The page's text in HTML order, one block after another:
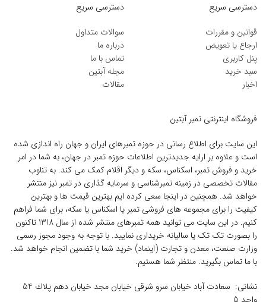
دسترسی سریع
سوالات متداول
درباره ما
تماس با ما
مجله آبتین
مقالات
دسترسی سریع
قوانین و مقررات
ارجاع یا تعویض
پنل کاربری
سبد خرید
اخبار
فروشگاه اینترنتی تمبر آبتین
این سایت برای اطلاع رسانی در حوزه تمبرهای ایران و جهان راه اندازی شده
است و علاوه بر ارایه جدیدترین اطلاعات حوزه تمبر در جهان، به شما در امر
خرید و فروش تمبر، اسکناس، سکه و دیگر اقلام کمک می کند. به تناوب
مقالات تخصصی در زمینه تمبرشناسی و سرمایه گذاری در تمبر نیز منتشر
خواهد شد. همچنین در اینجا سعی کرده ایم بهترین قیمت ها و بهترین
کیفیت را برای مجموعه های فروشی تمبر یا اسکناس یا سکه، برای شما فراهم
کنیم. در این سایت می توانید همه تمبرهای منتشر شده از سال 1318 تاکنون
را بصورت تک تک یا سالیانه خریداری نمایید. با توجه به وجود مجوز رسمی
وزارت صنعت، معدن و تجارت (اینماد) خرید شما با تضمین انجام خواهد شد.
با ما تماس بگیرید. منتظر شما هستیم.
نشانی: سعادت آباد خیابان سرو شرقی خيابان مجد خیابان دهم پلاك 54